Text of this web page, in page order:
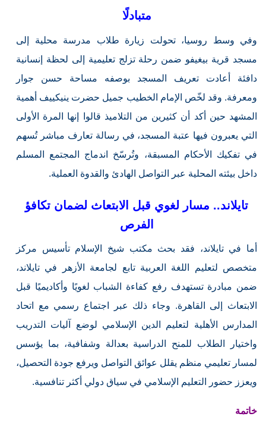
متبادلًا
وفي وسط روسيا، تحولت زيارة طلاب مدرسة محلية إلى
مسجد قرية بيغيفو ضمن رحلة تزلج تعليمية إلى لحظة إنسانية
دافئة أعادت تعريف المسجد بوصفه مساحة حسن جوار
ومعرفة. وقد لخّص الإمام الخطيب جميل حضرت ينيكييف أهمية
المشهد حين أكد أن كثيرين من التلاميذ قالوا إنها المرة الأولى
التي يعبرون فيها عتبة المسجد، في رسالة تعارف مباشر تُسهم
في تفكيك الأحكام المسبقة، وتُرسّخ اندماج المجتمع المسلم
داخل بيئته المحلية عبر التواصل الهادئ والقدوة العملية.
تايلاند.. مسار لغوي قبل الابتعاث لضمان تكافؤ
الفرص
أما في تايلاند، فقد بحث مكتب شيخ الإسلام تأسيس مركز
متخصص لتعليم اللغة العربية تابع لجامعة الأزهر في تايلاند،
ضمن مبادرة تستهدف رفع كفاءة الشباب لغويًا وأكاديميًا قبل
الابتعاث إلى القاهرة. وجاء ذلك عبر اجتماع رسمي مع اتحاد
المدارس الأهلية لتعليم الدين الإسلامي لوضع آليات التدريب
واختيار الطلاب للمنح الدراسية بعدالة وشفافية، بما يؤسس
لمسار تعليمي منظم يقلل عوائق التواصل ويرفع جودة التحصيل،
ويعزز حضور التعليم الإسلامي في سياق دولي أكثر تنافسية.
خاتمة